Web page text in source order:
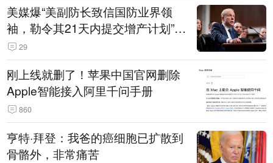
美媒爆“美副防长致信国防业界领
袖，勒令其21天内提交增产计划”，
五角大楼回应
29
刚上线就删了！苹果中国官网删除
Apple智能接入阿里千问手册
860
亨特·拜登：我爸的癌细胞已扩散到
骨骼外，非常痛苦